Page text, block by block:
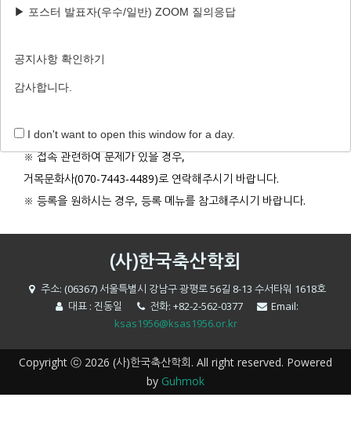
※ 접속 관련하여 문제가 있을 경우,
거목문화사(070-7443-4489)로 연락해주시기 바랍니다.
※ 등록을 원하시는 경우, 등록 메뉴를 참고해주시기 바랍니다.
(사)한국축산학회
주소: (06367) 서울특별시 강남구 광평로 56길 8-13 수서타워 1618호
대표 : 진동일
전화: +82-2-562-0377
Email:
ksas1956@ksas1956.or.kr
Copyright ⓒ 2026 (사)한국축산학회. All right reserved. Powered
by Guhmok
▶ 포스터 발표자(우수/일반) ZOOM 질의응답
공지사항 확인하기
감사합니다.
I don't want to open this window for a day.